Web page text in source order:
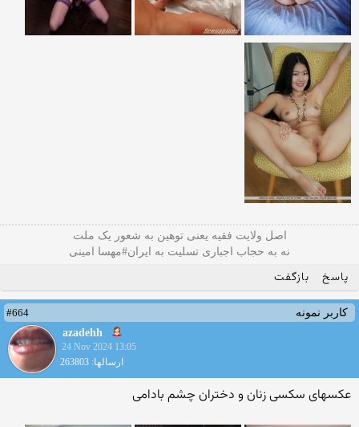
اصل ولایت فقیه یعنی‌ توهین به شعور یک ملت
نه به حجاب اجباری تسلیت به ایران#مهسا امینی
پاسخ بازگفت
کاربر نمونه
#664
azadehh
24 Nov 2024 13:05
ارسالها: 263803
عکسهای سکسی زنان و دختران چشم بادامی